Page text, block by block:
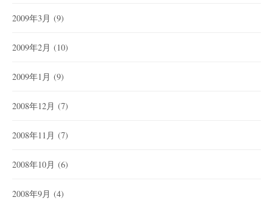
2009年3月 (9)
2009年2月 (10)
2009年1月 (9)
2008年12月 (7)
2008年11月 (7)
2008年10月 (6)
2008年9月 (4)